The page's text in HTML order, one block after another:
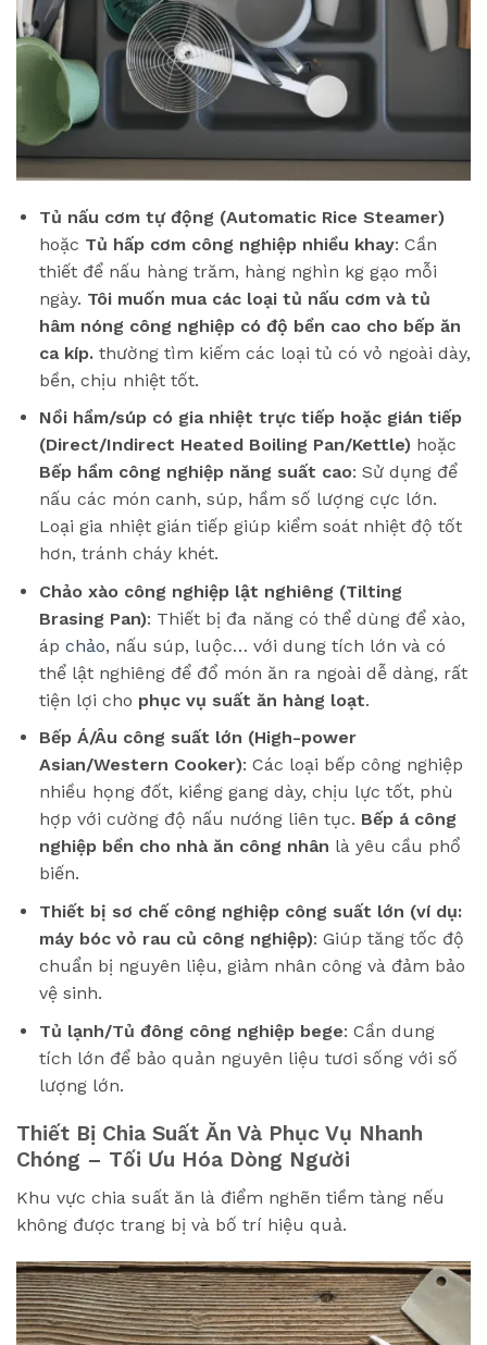
Tủ nấu cơm tự động (Automatic Rice Steamer)
hoặc Tủ hấp cơm công nghiệp nhiều khay: Cần
thiết để nấu hàng trăm, hàng nghìn kg gạo mỗi
ngày. Tôi muốn mua các loại tủ nấu cơm và tủ
hâm nóng công nghiệp có độ bền cao cho bếp ăn
ca kíp.thường tìm kiếm các loại tủ có vỏ ngoài dày,
bền, chịu nhiệt tốt.
Nồi hầm/súp có gia nhiệt trực tiếp hoặc gián tiếp
(Direct/Indirect Heated Boiling Pan/Kettle)hoặc
Bếp hầm công nghiệp năng suất cao: Sử dụng để
nấu các món canh, súp, hầm số lượng cực lớn.
Loại gia nhiệt gián tiếp giúp kiểm soát nhiệt độ tốt
hơn, tránh cháy khét.
Chảo xào công nghiệp lật nghiêng (Tilting
Brasing Pan): Thiết bị đa năng có thể dùng để xào,
áp chảo, nấu súp, luộc… với dung tích lớn và có
thể lật nghiêng để đổ món ăn ra ngoài dễ dàng, rất
tiện lợi cho phục vụ suất ăn hàng loạt.
Bếp Á/Âu công suất lớn (High-power
Asian/Western Cooker): Các loại bếp công nghiệp
nhiều họng đốt, kiềng gang dày, chịu lực tốt, phù
hợp với cường độ nấu nướng liên tục. Bếp á công
nghiệp bền cho nhà ăn công nhân là yêu cầu phổ
biến.
Thiết bị sơ chế công nghiệp công suất lớn (ví dụ:
máy bóc vỏ rau củ công nghiệp): Giúp tăng tốc độ
chuẩn bị nguyên liệu, giảm nhân công và đảm bảo
vệ sinh.
Tủ lạnh/Tủ đông công nghiệp bege: Cần dung
tích lớn để bảo quản nguyên liệu tươi sống với số
lượng lớn.
Thiết Bị Chia Suất Ăn Và Phục Vụ Nhanh
Chóng – Tối Ưu Hóa Dòng Người
Khu vực chia suất ăn là điểm nghẽn tiềm tàng nếu
không được trang bị và bố trí hiệu quả.